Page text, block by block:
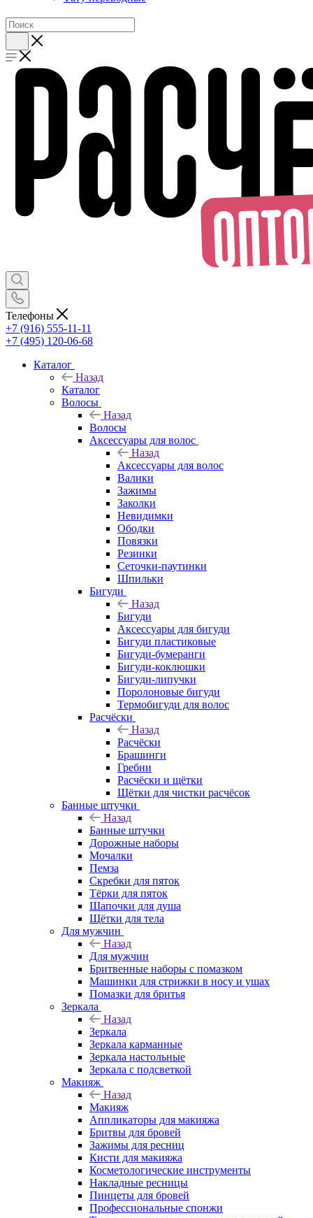
Телефоны
+7 (916) 555-11-11
+7 (495) 120-06-68
Каталог
Назад
Каталог
Волосы
Назад
Волосы
Аксессуары для волос
Назад
Аксессуары для волос
Валики
Зажимы
Заколки
Невидимки
Ободки
Повязки
Резинки
Сеточки-паутинки
Шпильки
Бигуди
Назад
Бигуди
Аксессуары для бигуди
Бигуди пластиковые
Бигуди-бумеранги
Бигуди-коклюшки
Бигуди-липучки
Поролоновые бигуди
Термобигуди для волос
Расчёски
Назад
Расчёски
Брашинги
Гребни
Расчёски и щётки
Щётки для чистки расчёсок
Банные штучки
Назад
Банные штучки
Дорожные наборы
Мочалки
Пемза
Скребки для пяток
Тёрки для пяток
Шапочки для душа
Щётки для тела
Для мужчин
Назад
Для мужчин
Бритвенные наборы с помазком
Машинки для стрижки в носу и ушах
Помазки для бритья
Зеркала
Назад
Зеркала
Зеркала карманные
Зеркала настольные
Зеркала с подсветкой
Макияж
Назад
Макияж
Аппликаторы для макияжа
Бритвы для бровей
Зажимы для ресниц
Кисти для макияжа
Косметологические инструменты
Накладные ресницы
Пинцеты для бровей
Профессиональные спонжи